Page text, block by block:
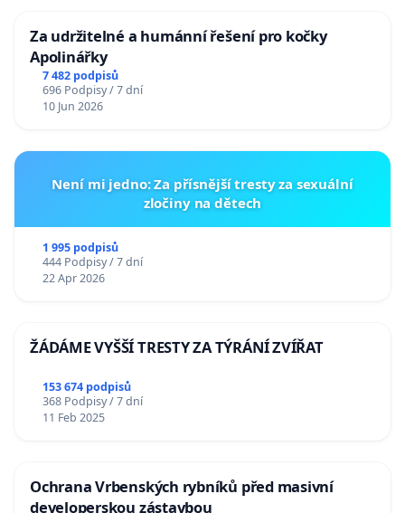
Za udržitelné a humánní řešení pro kočky
Apolinářky
7 482 podpisů
696 Podpisy / 7 dní
10 Jun 2026
Není mi jedno: Za přísnější tresty za sexuální
zločiny na dětech
1 995 podpisů
444 Podpisy / 7 dní
22 Apr 2026
ŽÁDÁME VYŠŠÍ TRESTY ZA TÝRÁNÍ ZVÍŘAT
153 674 podpisů
368 Podpisy / 7 dní
11 Feb 2025
Ochrana Vrbenských rybníků před masivní
developerskou zástavbou